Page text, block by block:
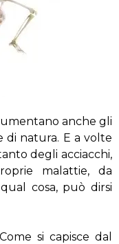
anche gli
di natura. E a volte
degli acciacchi,
malattie, da
cosa, può dirsi
si capisce dal